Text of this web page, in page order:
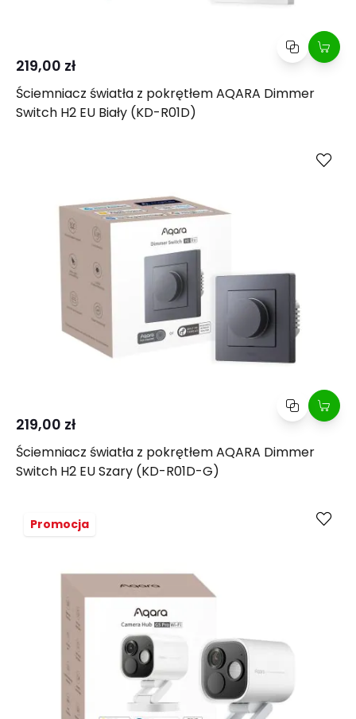
219,00 zł
Ściemniacz światła z pokrętłem AQARA Dimmer
Switch H2 EU Biały (KD-R01D)
219,00 zł
Ściemniacz światła z pokrętłem AQARA Dimmer
Switch H2 EU Szary (KD-R01D-G)
Promocja